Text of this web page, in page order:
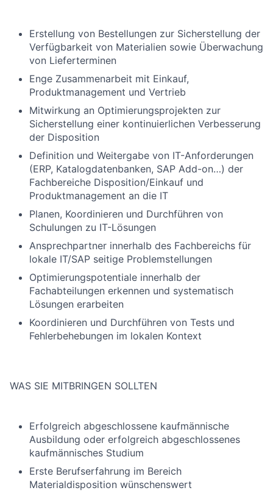
Erstellung von Bestellungen zur Sicherstellung der
Verfügbarkeit von Materialien sowie Überwachung
von Lieferterminen
Enge Zusammenarbeit mit Einkauf,
Produktmanagement und Vertrieb
Mitwirkung an Optimierungsprojekten zur
Sicherstellung einer kontinuierlichen Verbesserung
der Disposition
Definition und Weitergabe von IT-Anforderungen
(ERP, Katalogdatenbanken, SAP Add-on…) der
Fachbereiche Disposition/Einkauf und
Produktmanagement an die IT
Planen, Koordinieren und Durchführen von
Schulungen zu IT-Lösungen
Ansprechpartner innerhalb des Fachbereichs für
lokale IT/SAP seitige Problemstellungen
Optimierungspotentiale innerhalb der
Fachabteilungen erkennen und systematisch
Lösungen erarbeiten
Koordinieren und Durchführen von Tests und
Fehlerbehebungen im lokalen Kontext
WAS SIE MITBRINGEN SOLLTEN
Erfolgreich abgeschlossene kaufmännische
Ausbildung oder erfolgreich abgeschlossenes
kaufmännisches Studium
Erste Berufserfahrung im Bereich
Materialdisposition wünschenswert